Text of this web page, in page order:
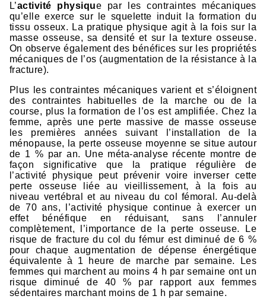
L’activité physique par les contraintes mécaniques
qu’elle exerce sur le squelette induit la formation du
tissu osseux. La pratique physique agit à la fois sur la
masse osseuse, sa densité et sur la texture osseuse.
On observe également des bénéfices sur les propriétés
mécaniques de l’os (augmentation de la résistance à la
fracture).
Plus les contraintes mécaniques varient et s’éloignent
des contraintes habituelles de la marche ou de la
course, plus la formation de l’os est amplifiée. Chez la
femme, après une perte massive de masse osseuse
les premières années suivant l’installation de la
ménopause, la perte osseuse moyenne se situe autour
de 1 % par an. Une méta-analyse récente montre de
façon significative que la pratique régulière de
l’activité physique peut prévenir voire inverser cette
perte osseuse liée au vieillissement, à la fois au
niveau vertébral et au niveau du col fémoral. Au-delà
de 70 ans, l’activité physique continue à exercer un
effet bénéfique en réduisant, sans l’annuler
complètement, l’importance de la perte osseuse. Le
risque de fracture du col du fémur est diminué de 6 %
pour chaque augmentation de dépense énergétique
équivalente à 1 heure de marche par semaine. Les
femmes qui marchent au moins 4 h par semaine ont un
risque diminué de 40 % par rapport aux femmes
sédentaires marchant moins de 1 h par semaine.